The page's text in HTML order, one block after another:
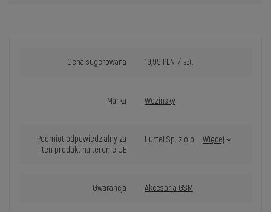
Cena sugerowana 19,99 PLN / szt.
Marka Wozinsky
Podmiot odpowiedzialny za
ten produkt na terenie UE
Hurtel Sp. z o.o. Więcej
Gwarancja Akcesoria GSM